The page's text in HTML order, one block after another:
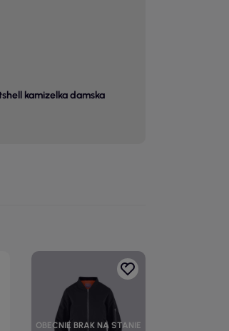
kamizelka damska
OBECNIE BRAK NA STANIE